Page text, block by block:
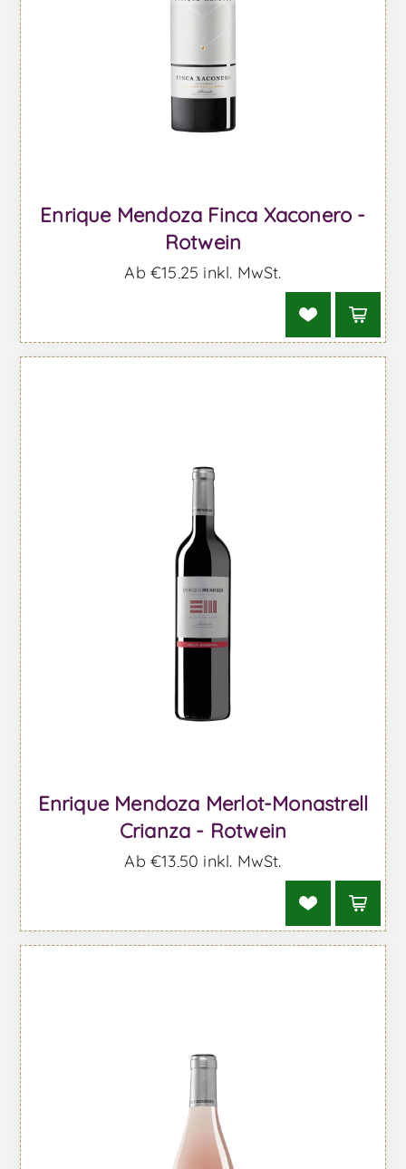
Enrique Mendoza Finca Xaconero -
Rotwein
Ab €15,25 inkl. MwSt.
Enrique Mendoza Merlot-Monastrell
Crianza - Rotwein
Ab €13,50 inkl. MwSt.